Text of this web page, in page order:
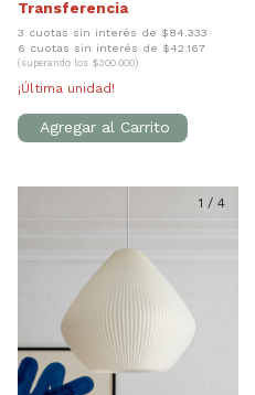
3 cuotas sin interés de $84.333
6 cuotas sin interés de $42.167
(superando los $300.000)
¡Última unidad!
1 / 4